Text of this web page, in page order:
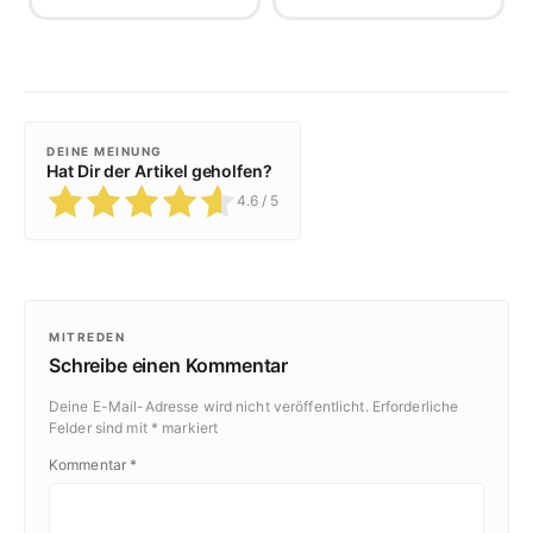
DEINE MEINUNG
Hat Dir der Artikel geholfen?
4.6 / 5
MITREDEN
Schreibe einen Kommentar
Deine E-Mail-Adresse wird nicht veröffentlicht. Erforderliche
Felder sind mit * markiert
Kommentar *